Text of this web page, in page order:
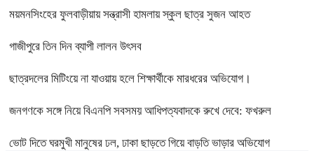
ময়মনসিংহের ফুলবাড়ীয়ায় সন্ত্রাসী হামলায় স্কুল ছাত্র সুজন আহত
গাজীপুরে তিন দিন ব্যাপী লালন উৎসব
ছাত্রদলের মিটিংয়ে না যাওয়ায় হলে শিক্ষার্থীকে মারধরের অভিযোগ।
জনগণকে সঙ্গে নিয়ে বিএনপি সবসময় আধিপত্যবাদকে রুখে দেবে: ফখরুল
ভোট দিতে ঘরমুখী মানুষের ঢল, ঢাকা ছাড়তে গিয়ে বাড়তি ভাড়ার অভিযোগ